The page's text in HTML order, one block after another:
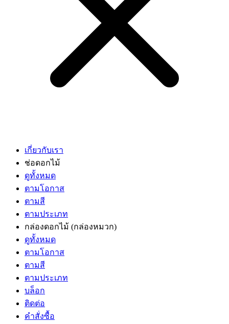
เกี่ยวกับเรา
ช่อดอกไม้
ดูทั้งหมด
ตามโอกาส
ตามสี
ตามประเภท
กล่องดอกไม้ (กล่องหมวก)
ดูทั้งหมด
ตามโอกาส
ตามสี
ตามประเภท
บล็อก
ติดต่อ
คำสั่งซื้อ